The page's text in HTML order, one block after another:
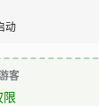
动
客
限